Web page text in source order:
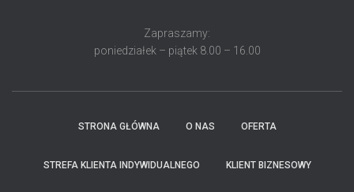
Zapraszamy:
poniedziałek – piątek 8.00 – 16.00
STRONA GŁÓWNA O NAS OFERTA
STREFA KLIENTA INDYWIDUALNEGO KLIENT BIZNESOWY